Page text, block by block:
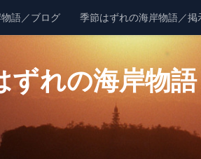
ップ
語／ブログ 季節はずれの海岸物語／掲
ずれの海岸物語